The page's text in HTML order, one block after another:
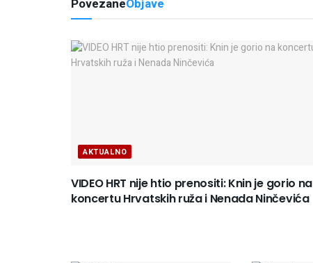
PovezaneObjave
AKTUALNO
VIDEO HRT nije htio prenositi: Knin je gorio na
koncertu Hrvatskih ruža i Nenada Ninčevića